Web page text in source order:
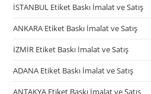
İSTANBUL Etiket Baskı İmalat ve Satış
ANKARA Etiket Baskı İmalat ve Satış
İZMİR Etiket Baskı İmalat ve Satış
ADANA Etiket Baskı İmalat ve Satış
ANTAKYA Etiket Baskı İmalat ve Satış